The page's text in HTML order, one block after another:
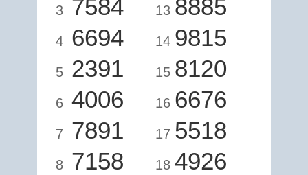
3 7584
4 6694
5 2391
6 4006
7 7891
8 7158
13 8885
14 9815
15 8120
16 6676
17 5518
18 4926